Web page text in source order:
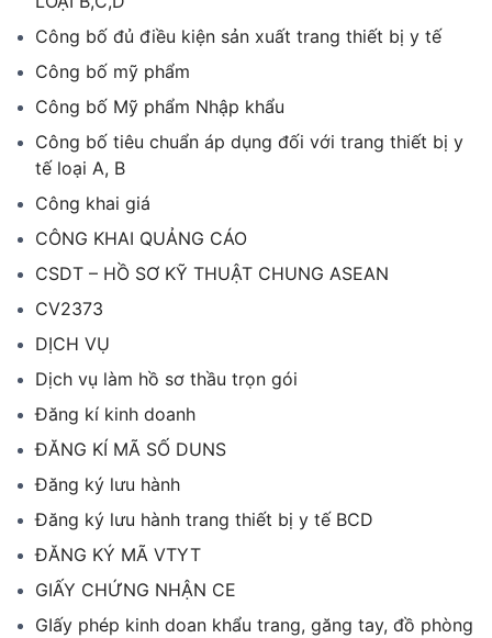
Công bố đủ điều kiện sản xuất trang thiết bị y tế
Công bố mỹ phẩm
Công bố Mỹ phẩm Nhập khẩu
Công bố tiêu chuẩn áp dụng đối với trang thiết bị y
tế loại A, B
Công khai giá
CÔNG KHAI QUẢNG CÁO
CSDT – HỒ SƠ KỸ THUẬT CHUNG ASEAN
CV2373
DỊCH VỤ
Dịch vụ làm hồ sơ thầu trọn gói
Đăng kí kinh doanh
ĐĂNG KÍ MÃ SỐ DUNS
Đăng ký lưu hành
Đăng ký lưu hành trang thiết bị y tế BCD
ĐĂNG KÝ MÃ VTYT
GIẤY CHỨNG NHẬN CE
GIấy phép kinh doan khẩu trang, găng tay, đồ phòng